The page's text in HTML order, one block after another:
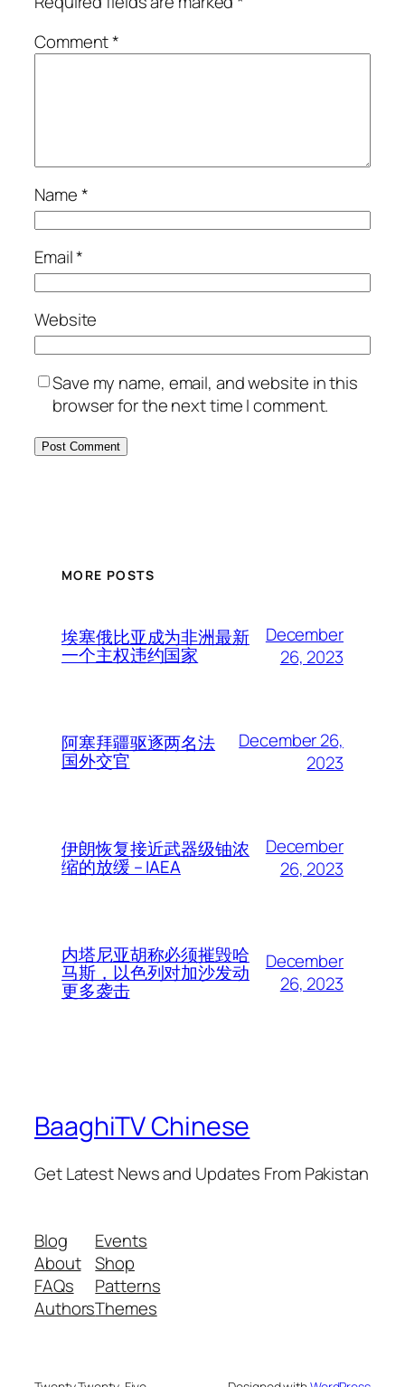
Comment*
Name*
Email*
Website
Save my name, email, and website in this
browser for the next time I comment.
MORE POSTS
埃塞俄比亚成为非洲最新
一个主权违约国家
December
26, 2023
阿塞拜疆驱逐两名法
国外交官
December 26,
2023
伊朗恢复接近武器级铀浓
缩的放缓 – IAEA
December
26, 2023
内塔尼亚胡称必须摧毁哈
马斯，以色列对加沙发动
更多袭击
December
26, 2023
BaaghiTV Chinese
Get Latest News and Updates From Pakistan
Blog
About
FAQs
Authors
Events
Shop
Patterns
Themes